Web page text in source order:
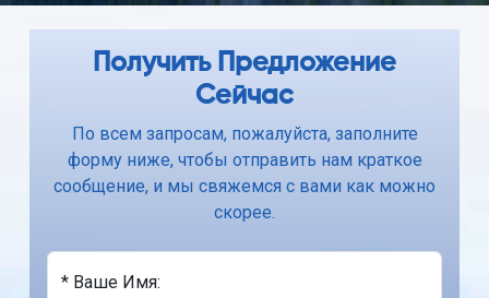
Получить Предложение
Сейчас
По всем запросам, пожалуйста, заполните
форму ниже, чтобы отправить нам краткое
сообщение, и мы свяжемся с вами как можно
скорее.
* Ваше Имя: